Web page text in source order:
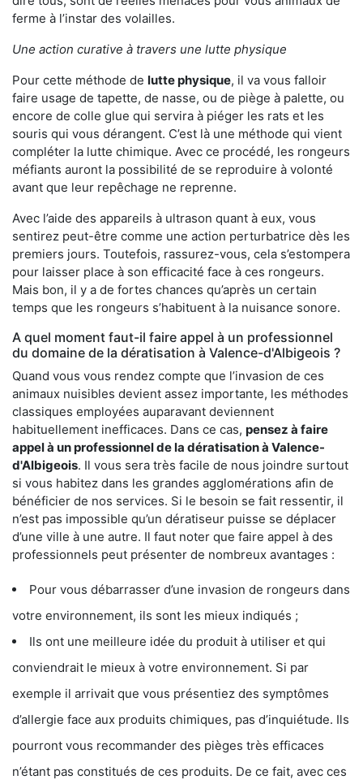
ferme à l’instar des volailles.
Une action curative à travers une lutte physique
Pour cette méthode de lutte physique, il va vous falloir
faire usage de tapette, de nasse, ou de piège à palette, ou
encore de colle glue qui servira à piéger les rats et les
souris qui vous dérangent. C’est là une méthode qui vient
compléter la lutte chimique. Avec ce procédé, les rongeurs
méfiants auront la possibilité de se reproduire à volonté
avant que leur repêchage ne reprenne.
Avec l’aide des appareils à ultrason quant à eux, vous
sentirez peut-être comme une action perturbatrice dès les
premiers jours. Toutefois, rassurez-vous, cela s’estompera
pour laisser place à son efficacité face à ces rongeurs.
Mais bon, il y a de fortes chances qu’après un certain
temps que les rongeurs s’habituent à la nuisance sonore.
A quel moment faut-il faire appel à un professionnel
du domaine de la dératisation à Valence-d'Albigeois ?
Quand vous vous rendez compte que l’invasion de ces
animaux nuisibles devient assez importante, les méthodes
classiques employées auparavant deviennent
habituellement inefficaces. Dans ce cas, pensez à faire
appel à un professionnel de la dératisation à Valence-
d'Albigeois. Il vous sera très facile de nous joindre surtout
si vous habitez dans les grandes agglomérations afin de
bénéficier de nos services. Si le besoin se fait ressentir, il
n’est pas impossible qu’un dératiseur puisse se déplacer
d’une ville à une autre. Il faut noter que faire appel à des
professionnels peut présenter de nombreux avantages :
Pour vous débarrasser d’une invasion de rongeurs dans
votre environnement, ils sont les mieux indiqués ;
Ils ont une meilleure idée du produit à utiliser et qui
conviendrait le mieux à votre environnement. Si par
exemple il arrivait que vous présentiez des symptômes
d’allergie face aux produits chimiques, pas d’inquiétude. Ils
pourront vous recommander des pièges très efficaces
n’étant pas constitués de ces produits. De ce fait, avec ces